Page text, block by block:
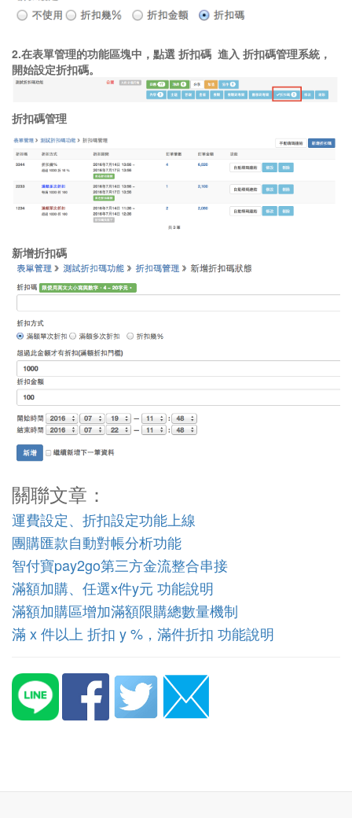
2.在表單管理的功能區塊中，點選 折扣碼 進入 折扣碼管理系統，
開始設定折扣碼。
折扣碼管理
新增折扣碼
關聯文章：
運費設定、折扣設定功能上線
團購匯款自動對帳分析功能
智付寶pay2go第三方金流整合串接
滿額加購、任選x件y元 功能說明
滿額加購區增加滿額限購總數量機制
滿 x 件以上 折扣 y %，滿件折扣 功能說明